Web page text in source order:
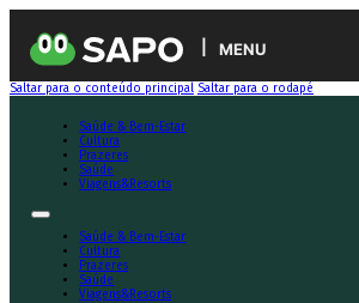
MENU
Saltar para o conteúdo principal Saltar para o rodapé
Saúde & Bem-Estar
Cultura
Prazeres
Saúde
Viagens&Resorts
Saúde & Bem-Estar
Cultura
Prazeres
Saúde
Viagens&Resorts